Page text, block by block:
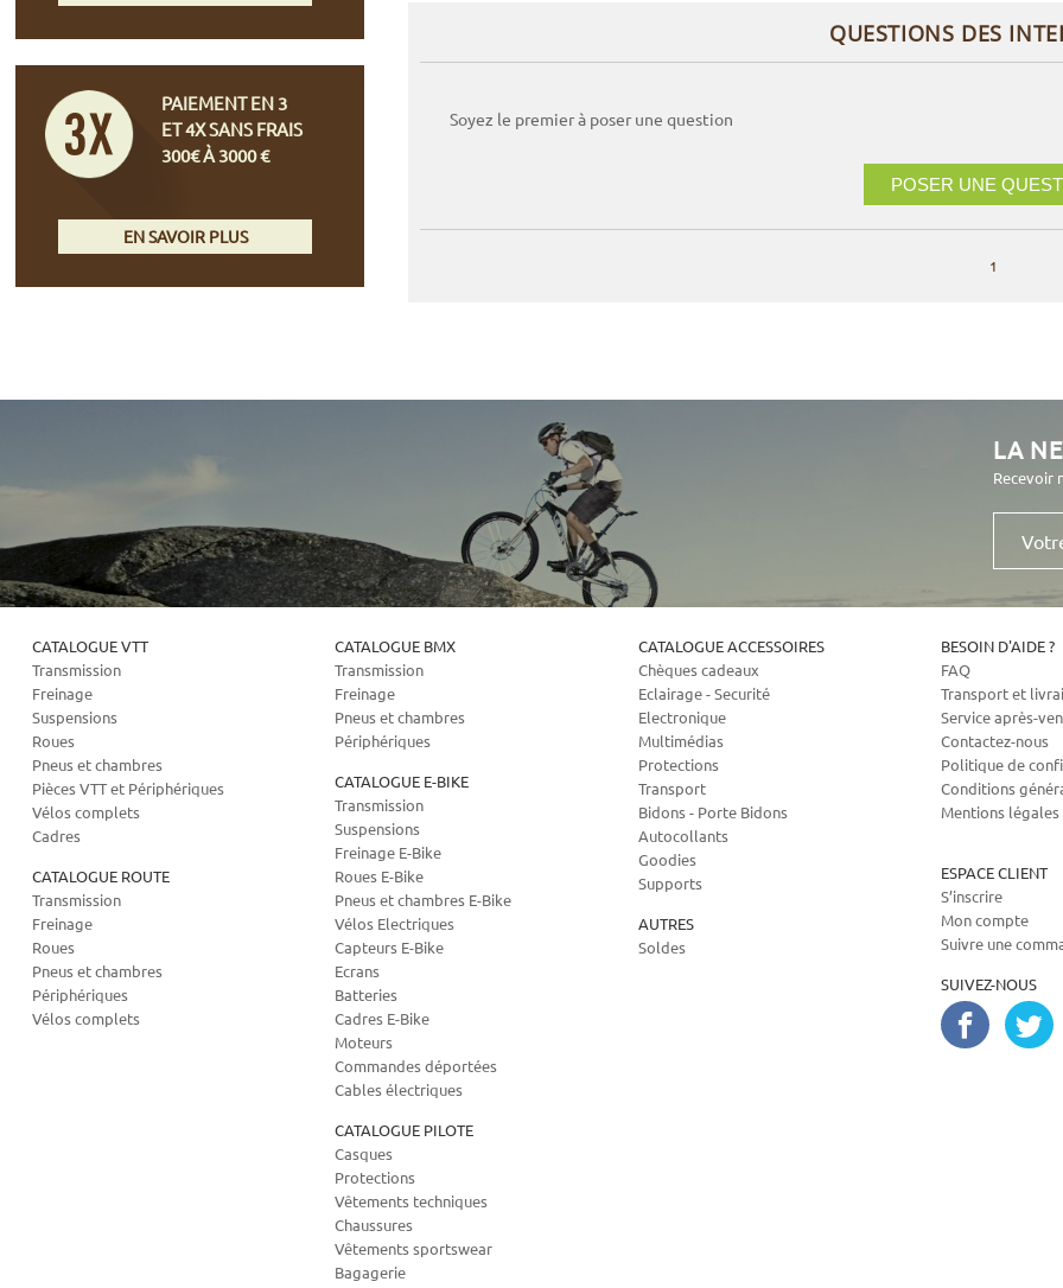
QUESTIONS DES
Soyez le premier à poser une question
POSER UNE
1
PAIEMENT EN 3
ET 4X SANS FRAIS
300€ À 3000 €
EN SAVOIR PLUS
LA
Recevoir
Votre
mail
CATALOGUE VTT
Transmission
Freinage
Suspensions
Roues
Pneus et chambres
Pièces VTT et Périphériques
Vélos complets
Cadres
CATALOGUE ROUTE
Transmission
Freinage
Roues
Pneus et chambres
Périphériques
Vélos complets
CATALOGUE BMX
Transmission
Freinage
Pneus et chambres
Périphériques
CATALOGUE E-BIKE
Transmission
Suspensions
Freinage E-Bike
Roues E-Bike
Pneus et chambres E-Bike
Vélos Electriques
Capteurs E-Bike
Ecrans
Batteries
Cadres E-Bike
Moteurs
Commandes déportées
Cables électriques
CATALOGUE PILOTE
Casques
Protections
Vêtements techniques
Chaussures
Vêtements sportswear
Bagagerie
CATALOGUE ACCESSOIRES
Chèques cadeaux
Eclairage - Securité
Electronique
Multimédias
Protections
Transport
Bidons - Porte Bidons
Autocollants
Goodies
Supports
AUTRES
Soldes
BESOIN D'AIDE ?
FAQ
Transport et
Service après-
Contactez-nous
Politique de
Conditions
Mentions légales
ESPACE CLIENT
S’inscrire
Mon compte
Suivre une
SUIVEZ-NOUS